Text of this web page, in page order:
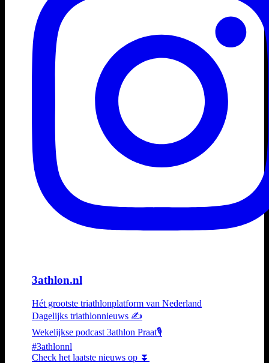
3athlon.nl
Hét grootste triathlonplatform van Nederland
Dagelijks triathlonnieuws ✍️
Wekelijkse podcast 3athlon Praat🎙️
#3athlonnl
Check het laatste nieuws op ⏬